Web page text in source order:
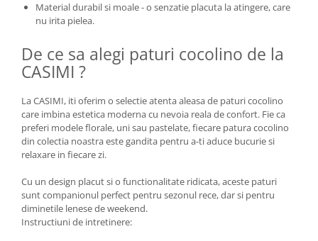
Material durabil si moale - o senzatie placuta la atingere, care
nu irita pielea.
De ce sa alegi paturi cocolino de la
CASIMI ?
La CASIMI, iti oferim o selectie atenta aleasa de paturi cocolino
care imbina estetica moderna cu nevoia reala de confort. Fie ca
preferi modele florale, uni sau pastelate, fiecare patura cocolino
din colectia noastra este gandita pentru a-ti aduce bucurie si
relaxare in fiecare zi.
Cu un design placut si o functionalitate ridicata, aceste paturi
sunt companionul perfect pentru sezonul rece, dar si pentru
diminetile lenese de weekend.
Instructiuni de intretinere: